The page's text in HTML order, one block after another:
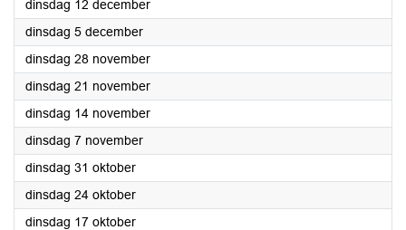
dinsdag 12 december2023
dinsdag 5 december2023
dinsdag 28 november2023
dinsdag 21 november2023
dinsdag 14 november2023
dinsdag 7 november2023
dinsdag 31 oktober2023
dinsdag 24 oktober2023
dinsdag 17 oktober2023